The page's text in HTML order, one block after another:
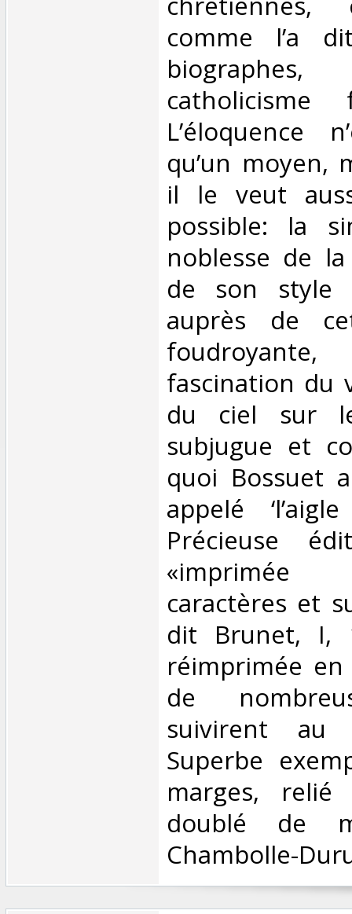
comme l’a
catholicisme
L’éloquence
qu’un moyen,
il le veut
possible: la
noblesse de la
de son style
auprès de
fascination du
du ciel sur
subjugue et
quoi Bossuet
appelé
Précieuse
caractères et
dit Brunet, I,
réimprimée
de
suivirent au
Superbe
marges,
doublé de
Chambolle-